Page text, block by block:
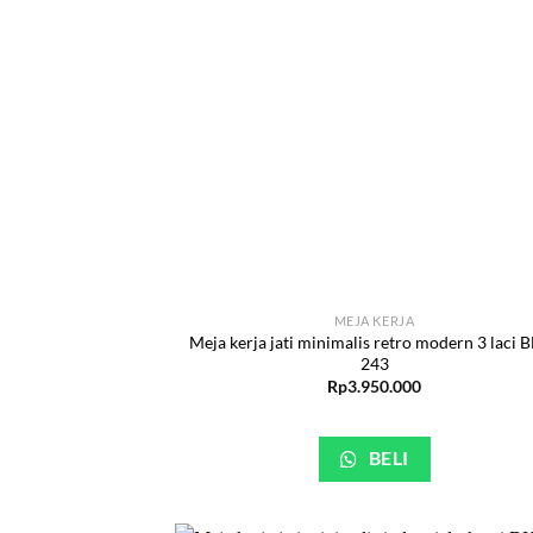
MEJA KERJA
Meja kerja jati minimalis retro modern 3 laci
243
Rp3.950.000
BELI